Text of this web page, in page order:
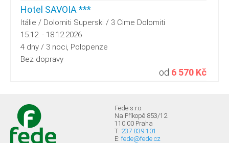
Hotel SAVOIA ***
Itálie / Dolomiti Superski / 3 Cime Dolomiti
15.12. - 18.12.2026
4 dny / 3 noci, Polopenze
Bez dopravy
od 6 570 Kč
Fede s.r.o.
Na Příkopě 853/12
110 00 Praha
T: 237 839 101
E: fede@fede.cz